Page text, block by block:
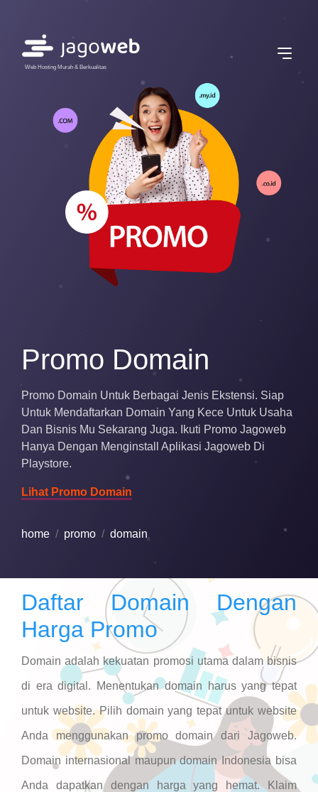
Web Hosting Murah & Berkualitas
Promo Domain
Promo Domain Untuk Berbagai Jenis Ekstensi. Siap
Untuk Mendaftarkan Domain Yang Kece Untuk Usaha
Dan Bisnis Mu Sekarang Juga. Ikuti Promo Jagoweb
Hanya Dengan Menginstall Aplikasi Jagoweb Di
Playstore.
Lihat Promo Domain
home promo domain
Daftar Domain Dengan
Harga Promo
Domain adalah kekuatan promosi utama dalam bisnis
di era digital. Menentukan domain harus yang tepat
untuk website. Pilih domain yang tepat untuk website
Anda menggunakan promo domain dari Jagoweb.
Domain internasional maupun domain Indonesia bisa
Anda dapatkan dengan harga yang hemat. Klaim